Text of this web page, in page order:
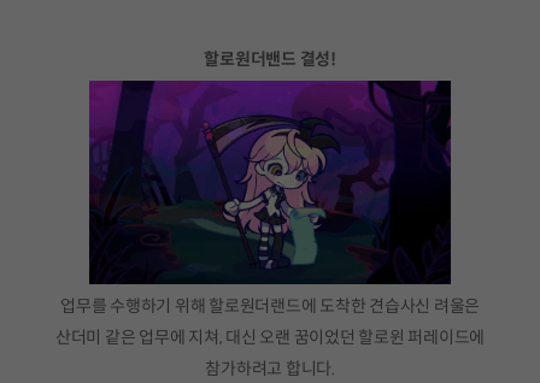
할로원더밴드 결성!
업무를 수행하기 위해 할로원더랜드에 도착한 견습사신 려울은
산더미 같은 업무에 지쳐, 대신 오랜 꿈이었던 할로윈 퍼레이드에
참가하려고 합니다.